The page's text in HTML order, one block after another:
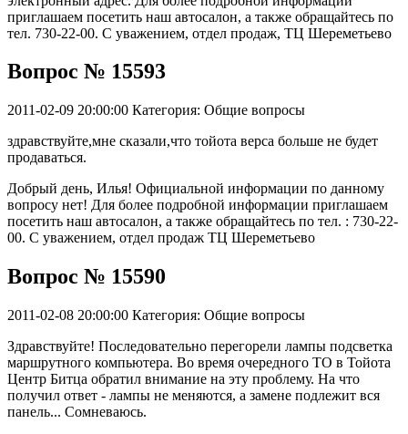
приглашаем посетить наш автосалон, а также обращайтесь по
тел. 730-22-00. С уважением, отдел продаж, ТЦ Шереметьево
Вопрос № 15593
2011-02-09 20:00:00 Категория: Общие вопросы
здравствуйте,мне сказали,что тойота верса больше не будет
продаваться.
Добрый день, Илья! Официальной информации по данному
вопросу нет! Для более подробной информации приглашаем
посетить наш автосалон, а также обращайтесь по тел. : 730-22-
00. С уважением, отдел продаж ТЦ Шереметьево
Вопрос № 15590
2011-02-08 20:00:00 Категория: Общие вопросы
Здравствуйте! Последовательно перегорели лампы подсветка
маршрутного компьютера. Во время очередного ТО в Тойота
Центр Битца обратил внимание на эту проблему. На что
получил ответ - лампы не меняются, а замене подлежит вся
панель... Сомневаюсь.